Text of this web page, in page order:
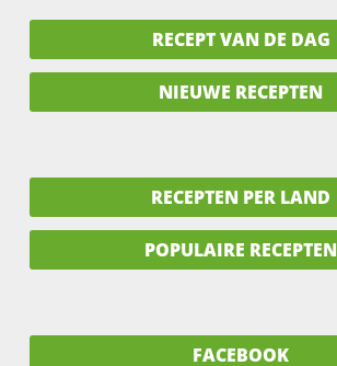
RECEPT VAN DE DAG
NIEUWE RECEPTEN
RECEPTEN PER LAND
POPULAIRE RECEPTEN
FACEBOOK